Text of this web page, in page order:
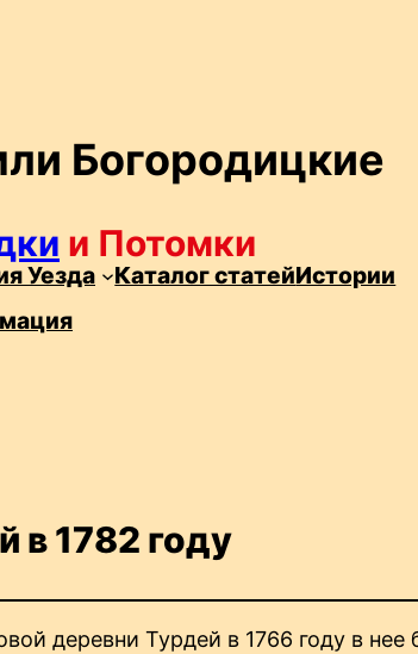
Богородицкие
и Потомки
Уезда Каталог статейИстории
в 1782 году
деревни Турдей в 1766 году в